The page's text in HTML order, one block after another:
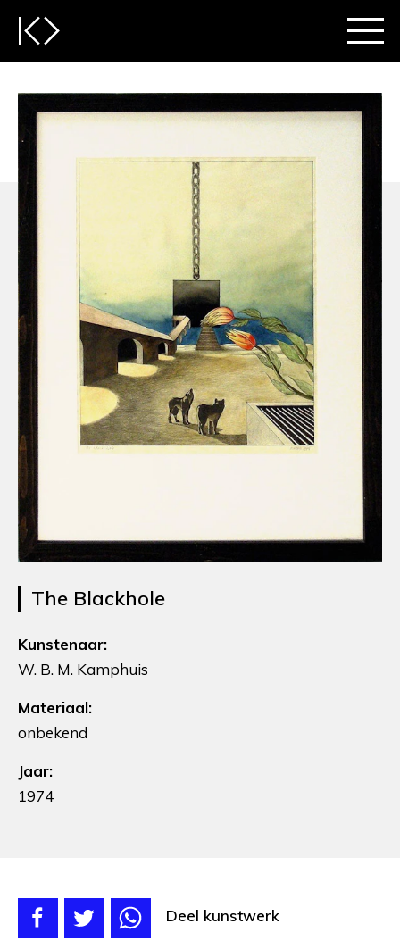
The Blackhole
Kunstenaar:
W. B. M. Kamphuis
Materiaal:
onbekend
Jaar:
1974
Deel kunstwerk